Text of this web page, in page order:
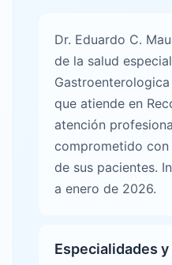
Dr. Eduardo C.
de la salud
que atiende en
atención
comprometido con
de sus pacientes.
a enero de 2026.
Especialidades